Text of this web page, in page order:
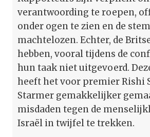
verantwoording te roepen,
onder ogen te zien en de
machtelozen. Echter, de
hebben, vooral tijdens de
hun taak niet uitgevoerd.
heeft het voor premier Rishi
Starmer gemakkelijker
misdaden tegen de
Israël in twijfel te trekken.